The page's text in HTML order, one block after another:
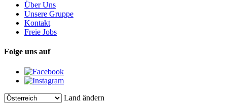
Über Uns
Unsere Gruppe
Kontakt
Freie Jobs
Folge uns auf
Land ändern